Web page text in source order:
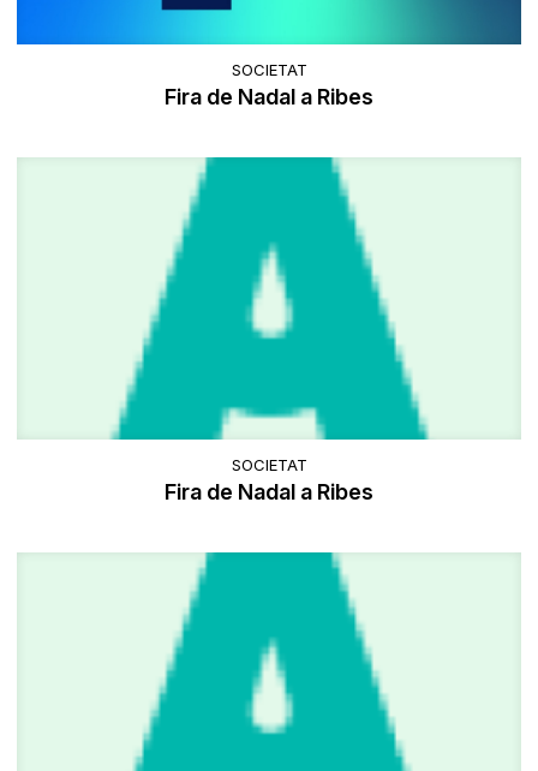
SOCIETAT
Fira de Nadal a Ribes
SOCIETAT
Fira de Nadal a Ribes